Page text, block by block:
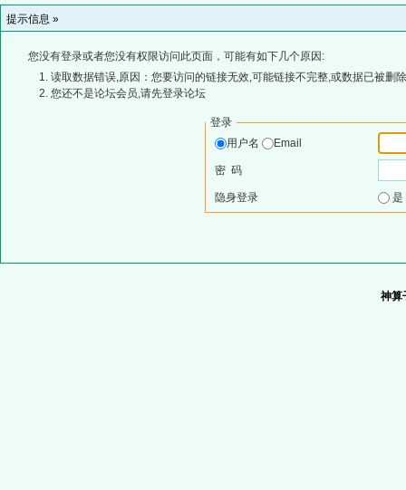
提示信息 »
您没有登录或者您没有权限访问此页面，可能有如下几个原因:
读取数据错误,原因：您要访问的链接无效,可能链接不完整,或数据已被删
您还不是论坛会员,请先登录论坛
登录
用户名
Email
密 码
隐身登录
神算